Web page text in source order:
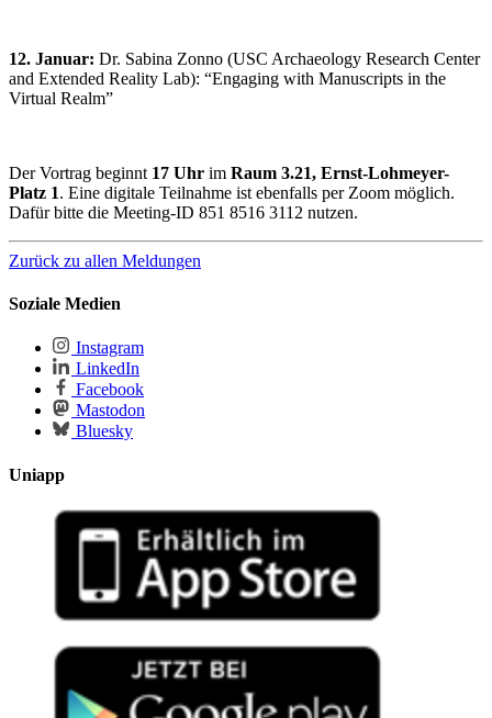
12. Januar: Dr. Sabina Zonno (USC Archaeology Research Center
and Extended Reality Lab): “Engaging with Manuscripts in the
Virtual Realm”
Der Vortrag beginnt 17 Uhr im Raum 3.21, Ernst-Lohmeyer-
Platz 1. Eine digitale Teilnahme ist ebenfalls per Zoom möglich.
Dafür bitte die Meeting-ID 851 8516 3112 nutzen.
Zurück zu allen Meldungen
Soziale Medien
Instagram
LinkedIn
Facebook
Mastodon
Bluesky
Uniapp